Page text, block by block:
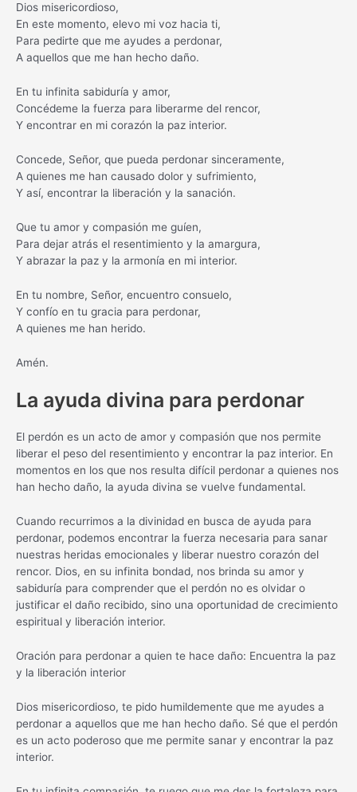
Dios misericordioso,
En este momento, elevo mi voz hacia ti,
Para pedirte que me ayudes a perdonar,
A aquellos que me han hecho daño.
En tu infinita sabiduría y amor,
Concédeme la fuerza para liberarme del rencor,
Y encontrar en mi corazón la paz interior.
Concede, Señor, que pueda perdonar sinceramente,
A quienes me han causado dolor y sufrimiento,
Y así, encontrar la liberación y la sanación.
Que tu amor y compasión me guíen,
Para dejar atrás el resentimiento y la amargura,
Y abrazar la paz y la armonía en mi interior.
En tu nombre, Señor, encuentro consuelo,
Y confío en tu gracia para perdonar,
A quienes me han herido.
Amén.
La ayuda divina para perdonar
El perdón es un acto de amor y compasión que nos permite
liberar el peso del resentimiento y encontrar la paz interior. En
momentos en los que nos resulta difícil perdonar a quienes nos
han hecho daño, la ayuda divina se vuelve fundamental.
Cuando recurrimos a la divinidad en busca de ayuda para
perdonar, podemos encontrar la fuerza necesaria para sanar
nuestras heridas emocionales y liberar nuestro corazón del
rencor. Dios, en su infinita bondad, nos brinda su amor y
sabiduría para comprender que el perdón no es olvidar o
justificar el daño recibido, sino una oportunidad de crecimiento
espiritual y liberación interior.
Oración para perdonar a quien te hace daño: Encuentra la paz
y la liberación interior
Dios misericordioso, te pido humildemente que me ayudes a
perdonar a aquellos que me han hecho daño. Sé que el perdón
es un acto poderoso que me permite sanar y encontrar la paz
interior.